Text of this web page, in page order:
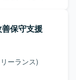
積むことがで
れに関わるこ
れる環境で
複数モジュー
携わることが
】
発となりま
善保守支援
ーランス)